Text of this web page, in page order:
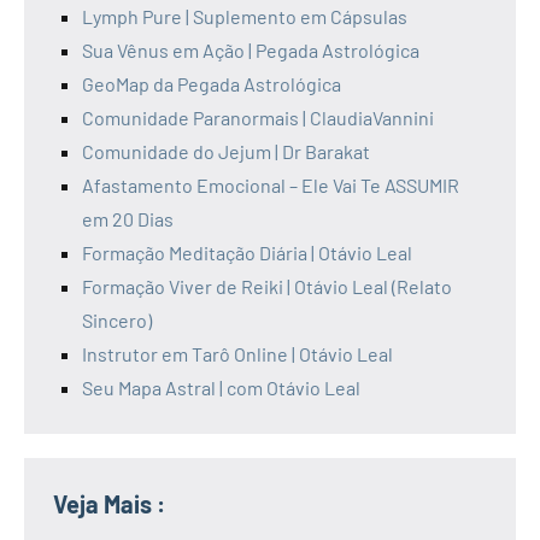
Lymph Pure | Suplemento em Cápsulas
Sua Vênus em Ação | Pegada Astrológica
GeoMap da Pegada Astrológica
Comunidade Paranormais | ClaudiaVannini
Comunidade do Jejum | Dr Barakat
Afastamento Emocional – Ele Vai Te ASSUMIR
em 20 Dias
Formação Meditação Diária | Otávio Leal
Formação Viver de Reiki | Otávio Leal (Relato
Sincero)
Instrutor em Tarô Online | Otávio Leal
Seu Mapa Astral | com Otávio Leal
Veja Mais :